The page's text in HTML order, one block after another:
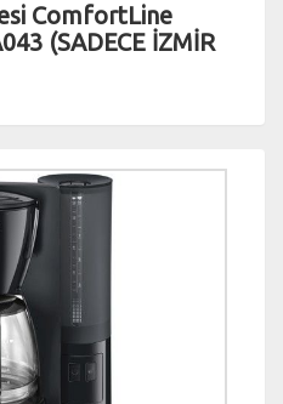
ComfortLine
(SADECE İZMİR